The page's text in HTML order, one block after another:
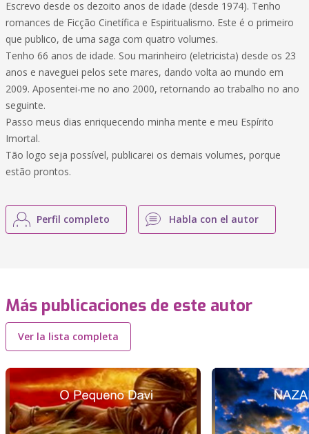
Escrevo desde os dezoito anos de idade (desde 1974). Tenho
romances de Ficção Cinetífica e Espiritualismo. Este é o primeiro
que publico, de uma saga com quatro volumes.
Tenho 66 anos de idade. Sou marinheiro (eletricista) desde os 23
anos e naveguei pelos sete mares, dando volta ao mundo em
2009. Aposentei-me no ano 2000, retornando ao trabalho no ano
seguinte.
Passo meus dias enriquecendo minha mente e meu Espírito
Imortal.
Tão logo seja possível, publicarei os demais volumes, porque
estão prontos.
Perfil completo Habla con el autor
Más publicaciones de este autor
Ver la lista completa